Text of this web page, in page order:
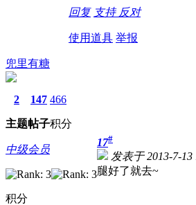
回复 支持 反对
使用道具 举报
兜里有糖
2
主题
147
帖子
466
积分
中级会员
积分
17#
发表于 2013-7-13
腿好了就去~